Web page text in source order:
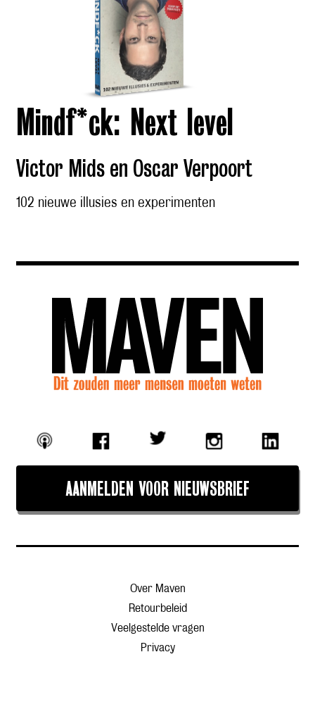
Mindf*ck: Next level
Victor Mids en Oscar Verpoort
102 nieuwe illusies en experimenten
AANMELDEN VOOR NIEUWSBRIEF
Over Maven
Retourbeleid
Veelgestelde vragen
Privacy